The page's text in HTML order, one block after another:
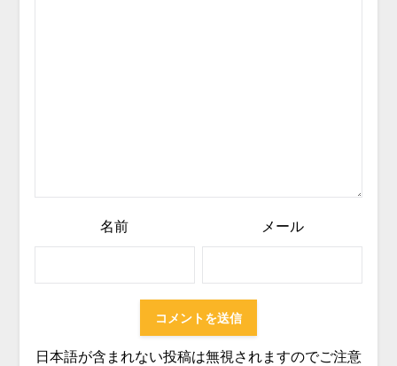
名前 メール
日本語が含まれない投稿は無視されますのでご注意